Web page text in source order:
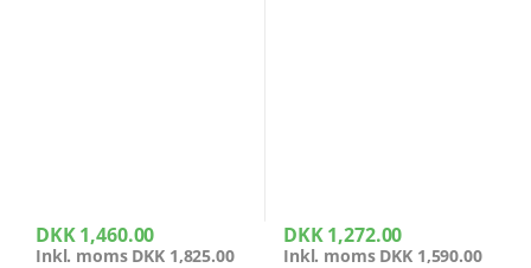
DKK1,460.00
Inkl. moms DKK 1,825.00
DKK1,272.00
Inkl. moms DKK 1,590.00